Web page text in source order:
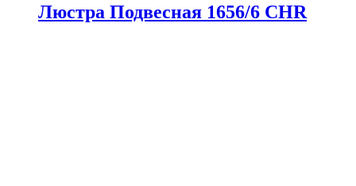
Люстра Подвесная 1656/6 CHR